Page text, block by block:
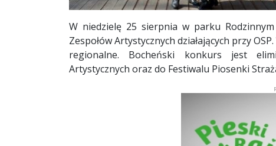
W niedzielę 25 sierpnia w parku
Zespołów Artystycznych działających przy
regionalne. Bocheński konkurs jest
Artystycznych oraz do Festiwalu Piosenki